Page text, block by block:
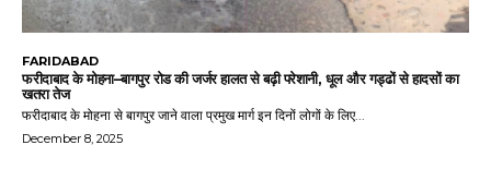
FARIDABAD
फरीदाबाद के मोहना–बागपुर रोड की जर्जर हालत से बढ़ी परेशानी, धूल और गड्ढों से हादसों का
खतरा तेज
फरीदाबाद के मोहना से बागपुर जाने वाला प्रमुख मार्ग इन दिनों लोगों के लिए...
December 8, 2025